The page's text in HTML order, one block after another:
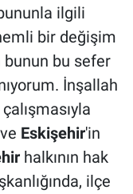
ilgili
bir değişim
bunun bu sefer
İnşallah
Eskişehir'in
halkının hak
ilçe